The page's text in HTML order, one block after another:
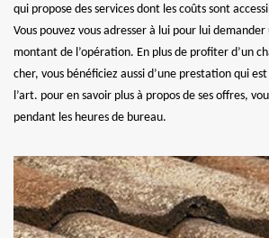
qui propose des services dont les coûts sont
Vous pouvez vous adresser à lui pour lui
montant de l’opération. En plus de profiter d’un
cher, vous bénéficiez aussi d’une prestation qui
l’art. pour en savoir plus à propos de ses offres,
pendant les heures de bureau.